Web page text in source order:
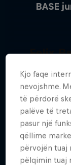
BASE
Felix
Felix
Kjo faqe
nevojshme.
të përdorë
palëve të
pasur një
qëllime
përvojën tuaj
pëlqimin tuaj